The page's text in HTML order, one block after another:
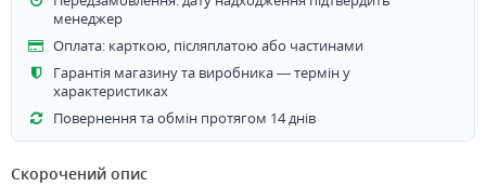
менеджер
Оплата: карткою, післяплатою або частинами
Гарантія магазину та виробника — термін у
характеристиках
Повернення та обмін протягом 14 днів
Скорочений опис